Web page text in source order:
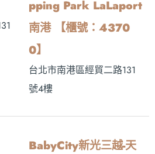
pping Park LaLaport
南港 【櫃號：4370
0】
台北市南港區經貿二路131
號4樓
BabyCity新光三越-天